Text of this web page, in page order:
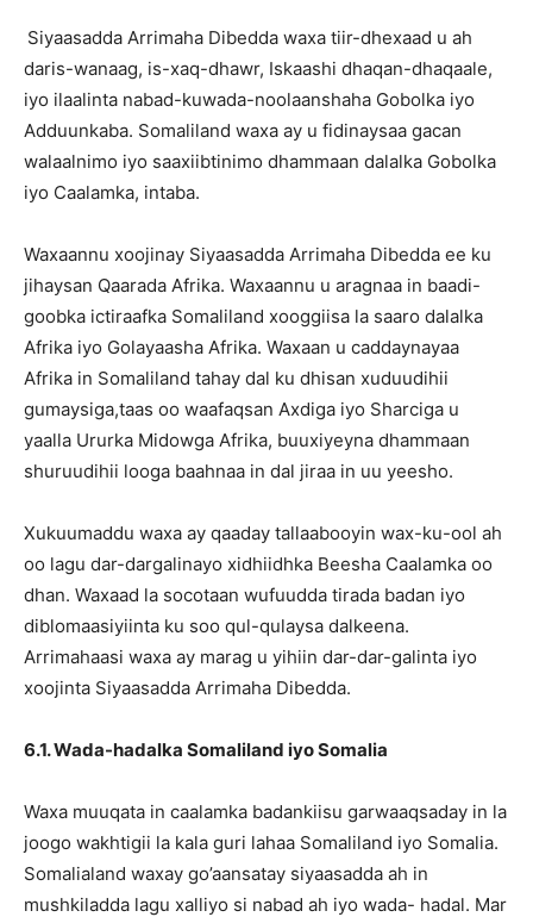
Siyaasadda Arrimaha Dibedda waxa tiir-dhexaad u ah
daris-wanaag, is-xaq-dhawr, Iskaashi dhaqan-dhaqaale,
iyo ilaalinta nabad-kuwada-noolaanshaha Gobolka iyo
Adduunkaba. Somaliland waxa ay u fidinaysaa gacan
walaalnimo iyo saaxiibtinimo dhammaan dalalka Gobolka
iyo Caalamka, intaba.
Waxaannu xoojinay Siyaasadda Arrimaha Dibedda ee ku
jihaysan Qaarada Afrika. Waxaannu u aragnaa in baadi-
goobka ictiraafka Somaliland xooggiisa la saaro dalalka
Afrika iyo Golayaasha Afrika. Waxaan u caddaynayaa
Afrika in Somaliland tahay dal ku dhisan xuduudihii
gumaysiga,taas oo waafaqsan Axdiga iyo Sharciga u
yaalla Ururka Midowga Afrika, buuxiyeyna dhammaan
shuruudihii looga baahnaa in dal jiraa in uu yeesho.
Xukuumaddu waxa ay qaaday tallaabooyin wax-ku-ool ah
oo lagu dar-dargalinayo xidhiidhka Beesha Caalamka oo
dhan. Waxaad la socotaan wufuudda tirada badan iyo
diblomaasiyiinta ku soo qul-qulaysa dalkeena.
Arrimahaasi waxa ay marag u yihiin dar-dar-galinta iyo
xoojinta Siyaasadda Arrimaha Dibedda.
6.1. Wada-hadalka Somaliland iyo Somalia
Waxa muuqata in caalamka badankiisu garwaaqsaday in la
joogo wakhtigii la kala guri lahaa Somaliland iyo Somalia.
Somalialand waxay go’aansatay siyaasadda ah in
mushkiladda lagu xalliyo si nabad ah iyo wada- hadal. Mar